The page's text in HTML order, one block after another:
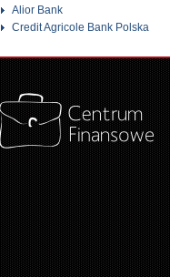
Alior Bank
Credit Agricole Bank Polska